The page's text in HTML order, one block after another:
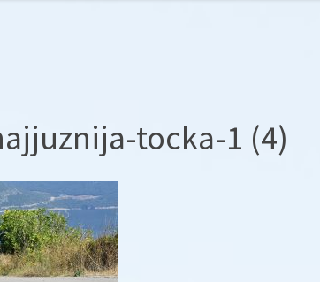
tocka-1 (4)